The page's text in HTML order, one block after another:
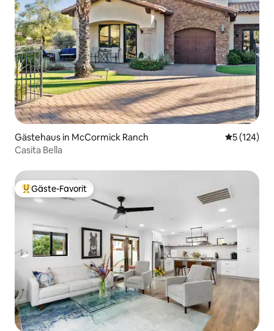
Gästehaus in McCormick Ranch
5 (124)
Casita Bella
Beliebter Gäste-Favorit.
Gäste-Favorit